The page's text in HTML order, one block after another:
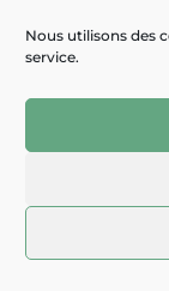
Nous utilisons des
service.